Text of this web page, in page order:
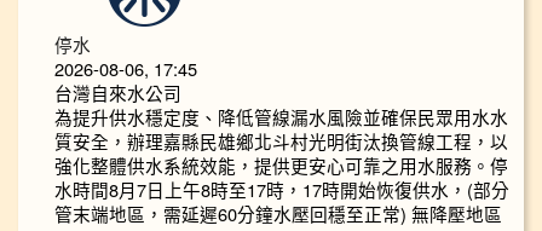
停水
2026-08-06, 17:45
台灣自來水公司
為提升供水穩定度、降低管線漏水風險並確保民眾用水水
質安全，辦理嘉縣民雄鄉北斗村光明街汰換管線工程，以
強化整體供水系統效能，提供更安心可靠之用水服務。停
水時間8月7日上午8時至17時，17時開始恢復供水，(部分
管末端地區，需延遲60分鐘水壓回穩至正常) 無降壓地區